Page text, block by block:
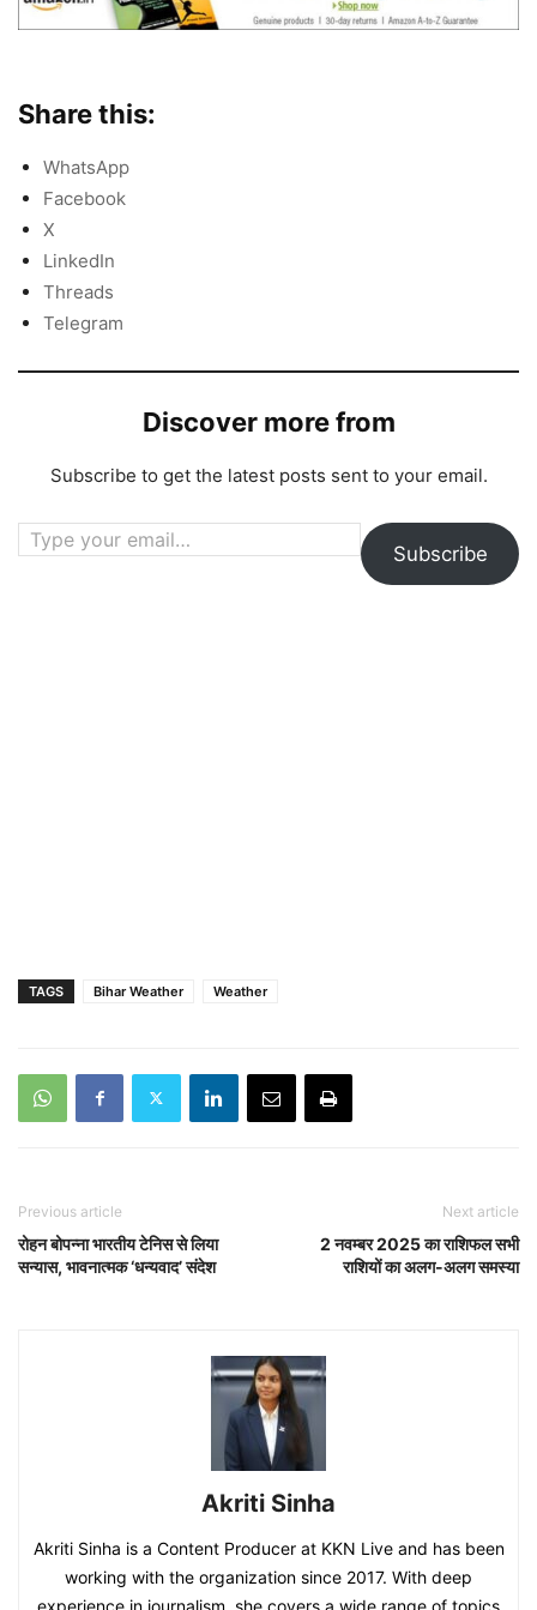
Share this:
WhatsApp
Facebook
X
LinkedIn
Threads
Telegram
Discover more from
Subscribe to get the latest posts sent to your email.
Type your email…
Subscribe
TAGS Bihar Weather Weather
Previous article
रोहन बोपन्ना भारतीय टेनिस से लिया
सन्यास, भावनात्मक ‘धन्यवाद’ संदेश
Next article
2 नवम्बर 2025 का राशिफल सभी
राशियों का अलग-अलग समस्या
Akriti Sinha
Akriti Sinha is a Content Producer at KKN Live and has been
working with the organization since 2017. With deep
experience in journalism, she covers a wide range of topics